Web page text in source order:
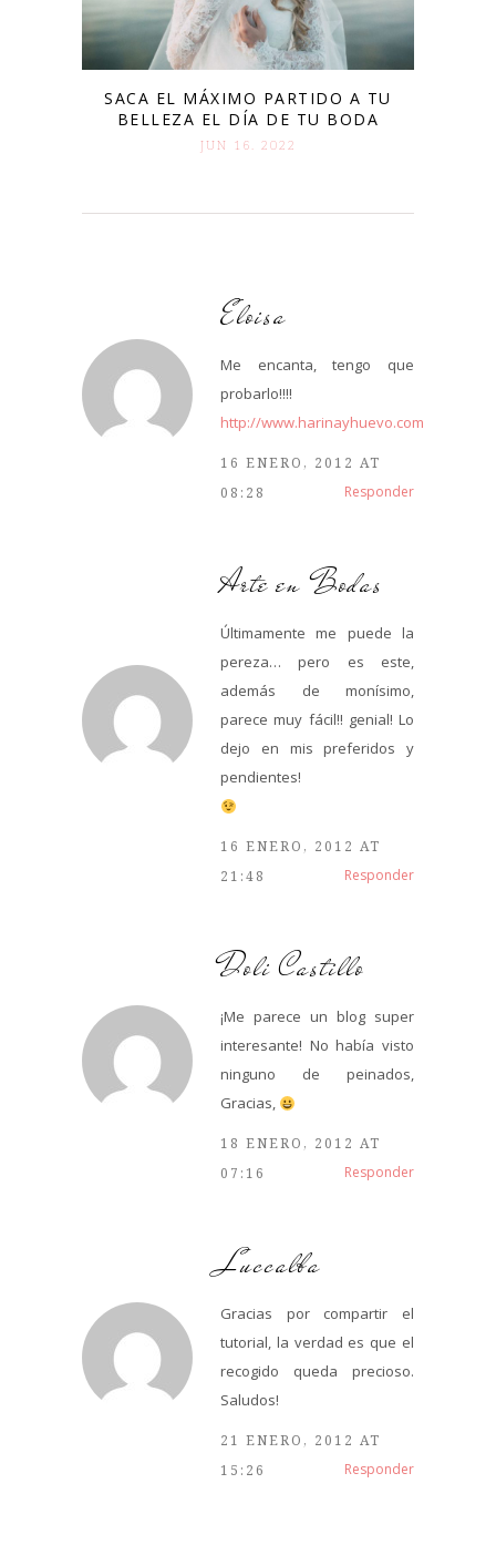
SACA EL MÁXIMO PARTIDO A TU
BELLEZA EL DÍA DE TU BODA
JUN 16. 2022
Eloisa
Me encanta, tengo que
probarlo!!!!
http://www.harinayhuevo.com
16 ENERO, 2012 AT
08:28
Responder
Arte en Bodas
Últimamente me puede la
pereza… pero es este,
además de monísimo,
parece muy fácil!! genial! Lo
dejo en mis preferidos y
pendientes!
16 ENERO, 2012 AT
21:48
Responder
Doli Castillo
¡Me parece un blog super
interesante! No había visto
ninguno de peinados,
Gracias,
18 ENERO, 2012 AT
07:16
Responder
Luccalba
Gracias por compartir el
tutorial, la verdad es que el
recogido queda precioso.
Saludos!
21 ENERO, 2012 AT
15:26
Responder